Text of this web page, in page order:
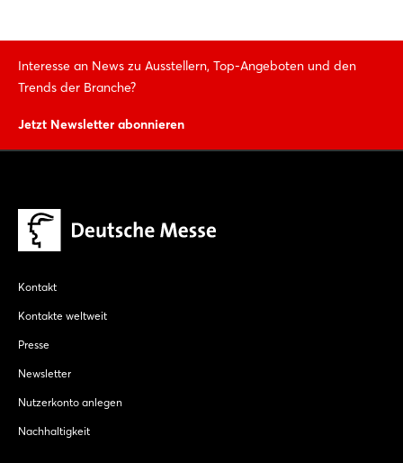
Interesse an News zu Ausstellern, Top-Angeboten und den
Trends der Branche?
Jetzt Newsletter abonnieren
Kontakt
Kontakte weltweit
Presse
Newsletter
Nutzerkonto anlegen
Nachhaltigkeit